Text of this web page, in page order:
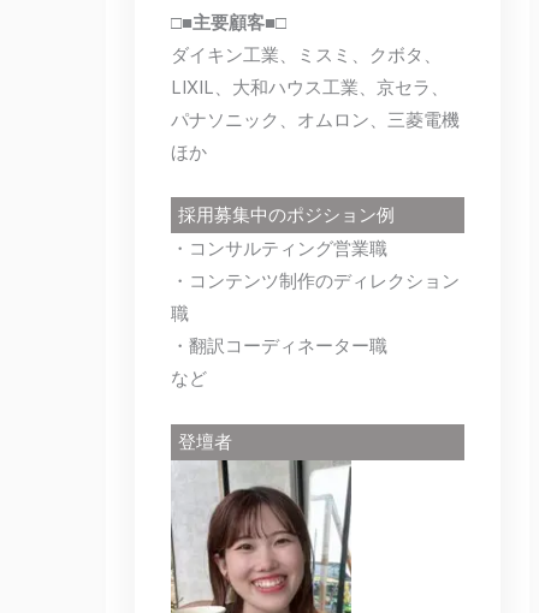
□■主要顧客■□
ダイキン工業、ミスミ、クボタ、
LIXIL、大和ハウス工業、京セラ、
パナソニック、オムロン、三菱電機
ほか
採用募集中のポジション例
・コンサルティング営業職
・コンテンツ制作のディレクション
職
・翻訳コーディネーター職
など
登壇者